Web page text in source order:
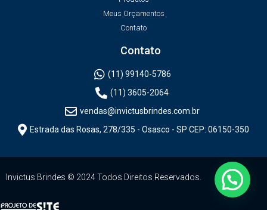
Meus Orçamentos
Contato
Contato
(11) 99140-5786
(11) 3605-2064
vendas@invictusbrindes.com.br
Estrada das Rosas, 278/335 - Osasco - SP CEP: 06150-350
Invictus Brindes © 2024 Todos Direitos Reservados.